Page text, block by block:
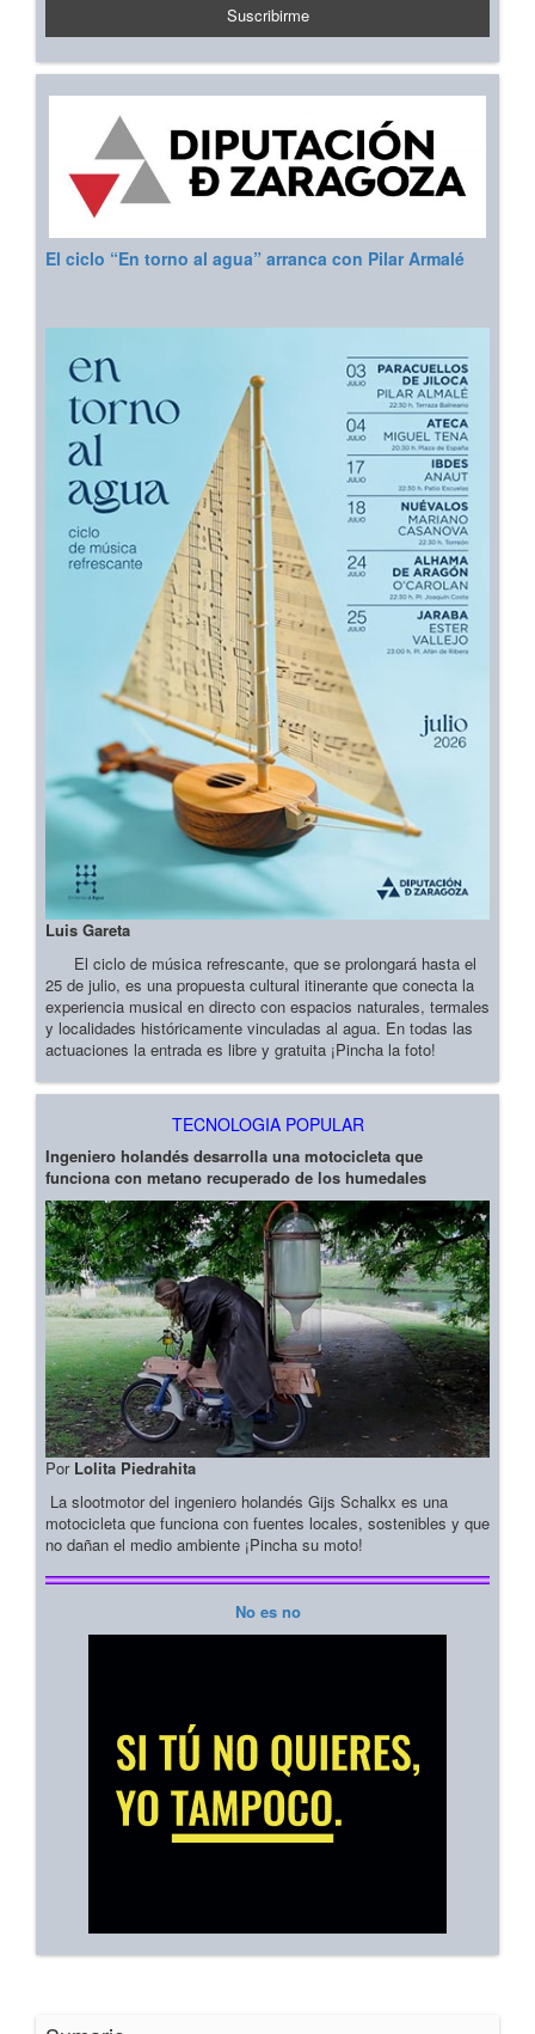
El ciclo “En torno al agua” arranca con Pilar Armalé
Luis Gareta
El ciclo de música refrescante, que se prolongará hasta el
25 de julio, es una propuesta cultural itinerante que conecta la
experiencia musical en directo con espacios naturales, termales
y localidades históricamente vinculadas al agua. En todas las
actuaciones la entrada es libre y gratuita ¡Pincha la foto!
TECNOLOGIA POPULAR
Ingeniero holandés desarrolla una motocicleta que
funciona con metano recuperado de los humedales
Por Lolita Piedrahita
La slootmotor del ingeniero holandés Gijs Schalkx es una
motocicleta que funciona con fuentes locales, sostenibles y que
no dañan el medio ambiente ¡Pincha su moto!
No es no